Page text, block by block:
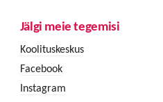
Jälgi meie tegemisi
Koolituskeskus
Facebook
Instagram